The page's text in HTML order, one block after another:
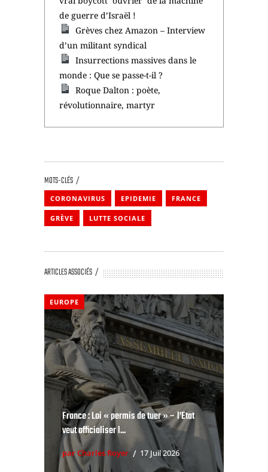
de guerre d’Israël !
Grèves chez Amazon – Interview
d’un militant syndical
Insurrections massives dans le
monde : Que se passe-t-il ?
Roque Dalton : poète,
révolutionnaire, martyr
MOTS-CLÉS
CORONAVIRUS EPIDEMIE FRANCE
GRÈVE LUTTE SOCIALE
ARTICLES ASSOCIÉS
EUROPE
France : Loi « permis de tuer » – l’Etat
veut officialiser l...
par Charles Royer 17 Juil 2026